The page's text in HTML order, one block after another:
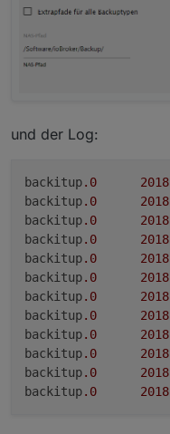
und der Log:
backitup.0 2018
backitup.0 2018
backitup.0 2018
backitup.0 2018
backitup.0 2018
backitup.0 2018
backitup.0 2018
backitup.0 2018
backitup.0 2018
backitup.0 2018
backitup.0 2018
backitup.0 2018